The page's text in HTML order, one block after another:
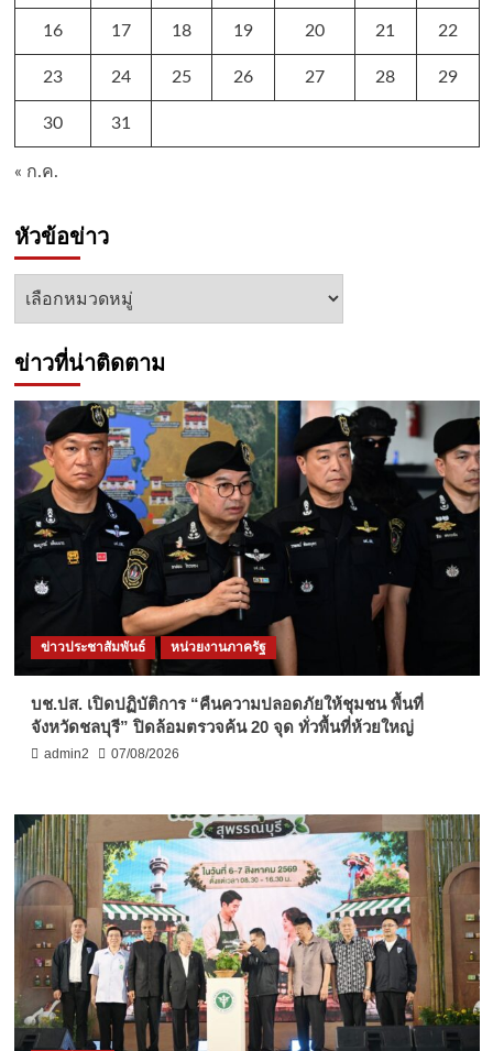
16 17 18 19 20 21 22
23 24 25 26 27 28 29
30 31
« ก.ค.
หัวข้อข่าว
หัวข้อ
ข่าวที่น่าติดตาม
ข่าวประชาสัมพันธ์ หน่วยงานภาครัฐ
บช.ปส. เปิดปฏิบัติการ “คืนความปลอดภัยให้ชุมชน พื้นที่
จังหวัดชลบุรี” ปิดล้อมตรวจค้น 20 จุด ทั่วพื้นที่ห้วยใหญ่
admin2 07/08/2026